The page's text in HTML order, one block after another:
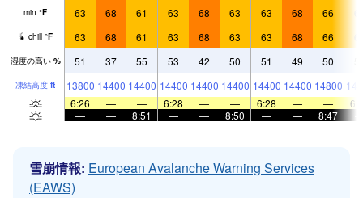
min °F 63 68 61 63 68 63 63 68 66
chill °F 63 68 61 63 68 63 63 68 66
湿度の高い % 51 37 55 53 42 50 51 49 50
凍結高度 ft 13800 14400 14400 14400 14400 14400 14400 14400 14800
6:26
— — 6:28 — — 6:28 — —
—
— 8:51 — — 8:50 — — 8:47
雪崩情報: European Avalanche Warning Services
(EAWS)